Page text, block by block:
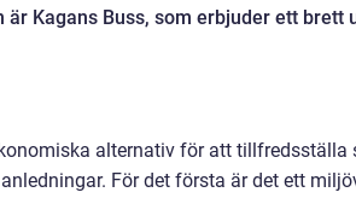
Kagans Buss, som erbjuder ett brett
alternativ för att tillfredsställa
För det första är det ett